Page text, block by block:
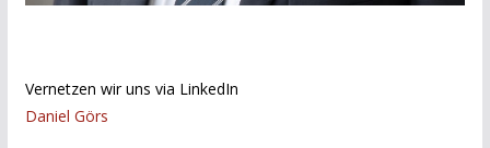
Vernetzen wir uns via LinkedIn
Daniel Görs